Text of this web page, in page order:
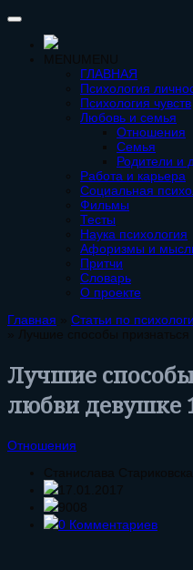
MENUMENU
ГЛАВНАЯ
Психология
Психология чувств
Любовь и семья
Отношения
Семья
Родители и
Работа и карьера
Социальная
Фильмы
Тесты
Наука психология
Афоризмы и
Притчи
Словарь
О проекте
Главная » Статьи по
»
Лучшие способы
Лучшие
любви девушке
Отношения
Станислава
17.01.2017
9008
0 Комментариев